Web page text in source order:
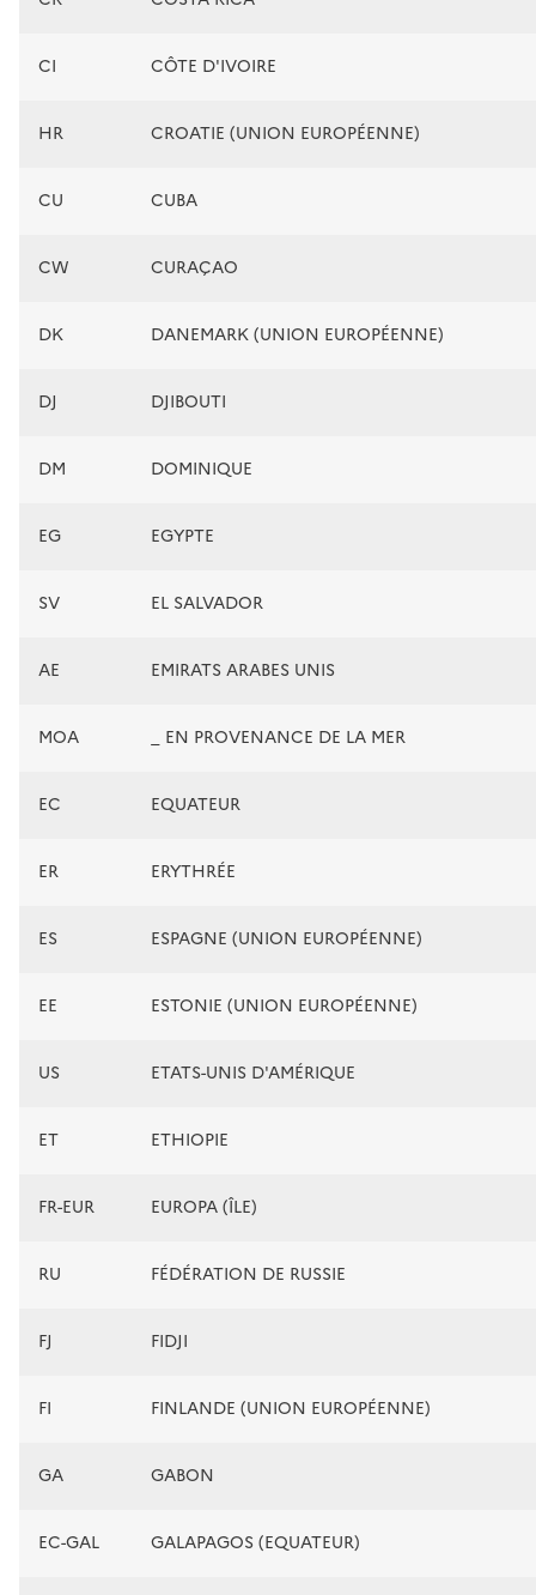
CI CÔTE D'IVOIRE
HR CROATIE (UNION EUROPÉENNE)
CU CUBA
CW CURAÇAO
DK DANEMARK (UNION EUROPÉENNE)
DJ DJIBOUTI
DM DOMINIQUE
EG EGYPTE
SV EL SALVADOR
AE EMIRATS ARABES UNIS
MOA _ EN PROVENANCE DE LA MER
EC EQUATEUR
ER ERYTHRÉE
ES ESPAGNE (UNION EUROPÉENNE)
EE ESTONIE (UNION EUROPÉENNE)
US ETATS-UNIS D'AMÉRIQUE
ET ETHIOPIE
FR-EUR EUROPA (ÎLE)
RU FÉDÉRATION DE RUSSIE
FJ FIDJI
FI FINLANDE (UNION EUROPÉENNE)
GA GABON
EC-GAL GALAPAGOS (EQUATEUR)